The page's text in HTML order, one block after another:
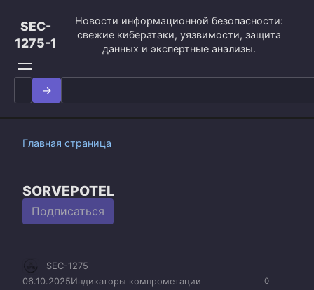
контенту
SEC-
1275-1
Новости информационной безопасности:
свежие кибератаки, уязвимости, защита
данных и экспертные анализы.
Search
for:
Главная страница
SORVEPOTEL
Подписаться
0
SEC-1275
06.10.2025Индикаторы компрометации